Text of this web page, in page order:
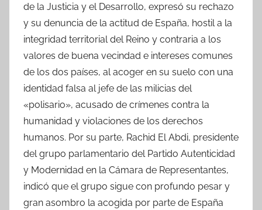
de la Justicia y el Desarrollo, expresó su rechazo
y su denuncia de la actitud de España, hostil a la
integridad territorial del Reino y contraria a los
valores de buena vecindad e intereses comunes
de los dos países, al acoger en su suelo con una
identidad falsa al jefe de las milicias del
«polisario», acusado de crímenes contra la
humanidad y violaciones de los derechos
humanos. Por su parte, Rachid El Abdi, presidente
del grupo parlamentario del Partido Autenticidad
y Modernidad en la Cámara de Representantes,
indicó que el grupo sigue con profundo pesar y
gran asombro la acogida por parte de España